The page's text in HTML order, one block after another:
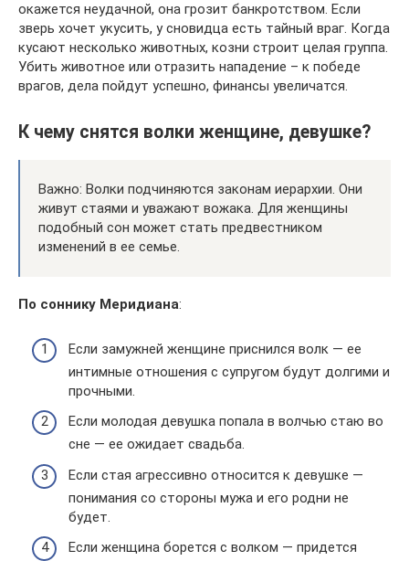
окажется неудачной, она грозит банкротством. Если
зверь хочет укусить, у сновидца есть тайный враг. Когда
кусают несколько животных, козни строит целая группа.
Убить животное или отразить нападение – к победе
врагов, дела пойдут успешно, финансы увеличатся.
К чему снятся волки женщине, девушке?
Важно: Волки подчиняются законам иерархии. Они
живут стаями и уважают вожака. Для женщины
подобный сон может стать предвестником
изменений в ее семье.
По соннику Меридиана:
Если замужней женщине приснился волк — ее
интимные отношения с супругом будут долгими и
прочными.
Если молодая девушка попала в волчью стаю во
сне — ее ожидает свадьба.
Если стая агрессивно относится к девушке —
понимания со стороны мужа и его родни не
будет.
Если женщина борется с волком — придется